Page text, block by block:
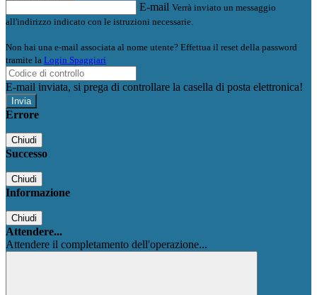
E-mail Verrà inviato un messaggio
all'indirizzo indicato con le istruzioni necessarie.
Non hai una e-mail associata al nome utente? Effettua il reset della password
tramite la Login Spaggiari
E-mail inviata, si prega di controllare la casella di posta elettronica!
Errore
Chiudi
Successo
Chiudi
Informazione
Chiudi
Attendere...
Attendere il completamento dell'operazione...